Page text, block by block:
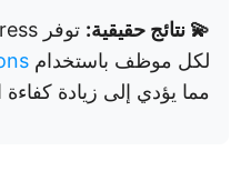
💫 نتائج حقيقية:
لكل موظف باستخدام
مما يؤدي إلى زيادة كفاءة